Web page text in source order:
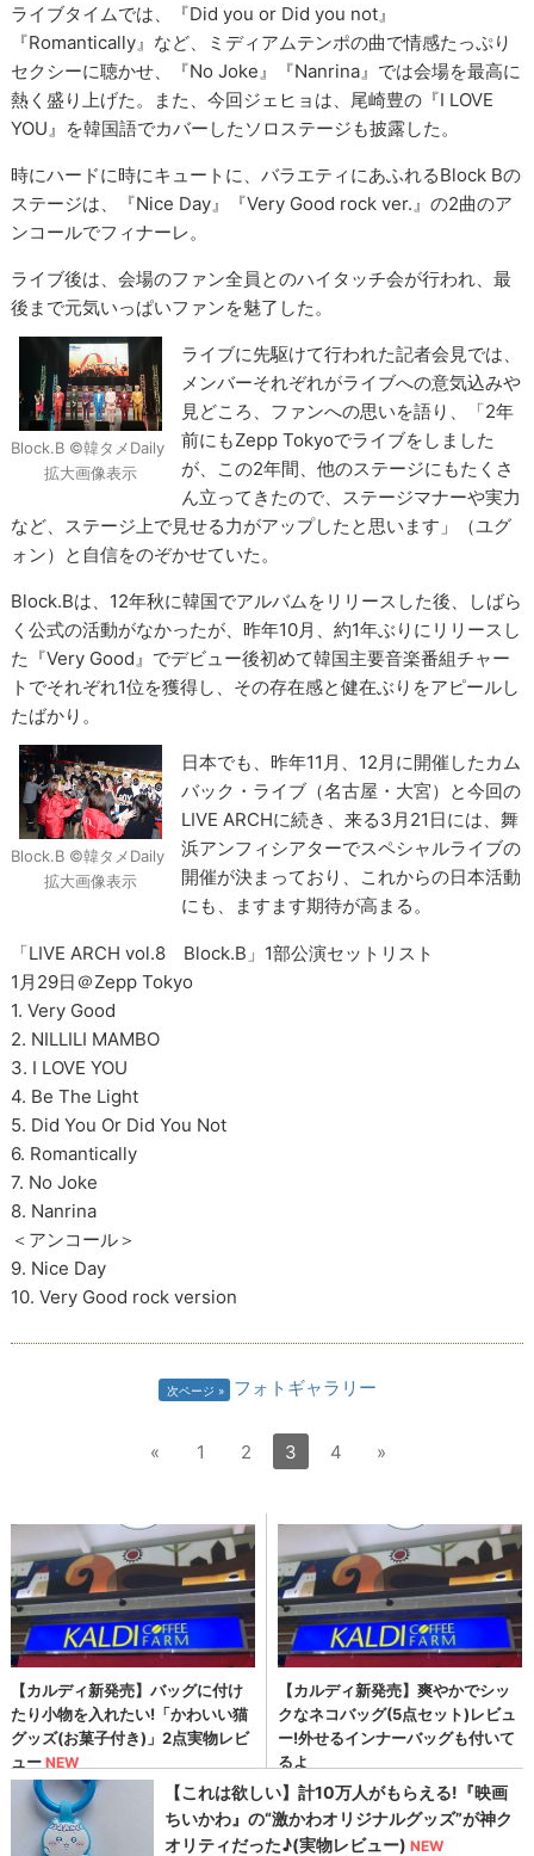
ライブタイムでは、『Did you or Did you not』
『Romantically』など、ミディアムテンポの曲で情感たっぷり
セクシーに聴かせ、『No Joke』『Nanrina』では会場を最高に
熱く盛り上げた。また、今回ジェヒョは、尾崎豊の『I LOVE
YOU』を韓国語でカバーしたソロステージも披露した。
時にハードに時にキュートに、バラエティにあふれるBlock Bの
ステージは、『Nice Day』『Very Good rock ver.』の2曲のア
ンコールでフィナーレ。
ライブ後は、会場のファン全員とのハイタッチ会が行われ、最
後まで元気いっぱいファンを魅了した。
Block.B ©韓タメDaily
拡大画像表示
ライブに先駆けて行われた記者会見では、
メンバーそれぞれがライブへの意気込みや
見どころ、ファンへの思いを語り、「2年
前にもZepp Tokyoでライブをしました
が、この2年間、他のステージにもたくさ
ん立ってきたので、ステージマナーや実力
など、ステージ上で見せる力がアップしたと思います」（ユグ
ォン）と自信をのぞかせていた。
Block.Bは、12年秋に韓国でアルバムをリリースした後、しばら
く公式の活動がなかったが、昨年10月、約1年ぶりにリリースし
た『Very Good』でデビュー後初めて韓国主要音楽番組チャー
トでそれぞれ1位を獲得し、その存在感と健在ぶりをアピールし
たばかり。
Block.B ©韓タメDaily
拡大画像表示
日本でも、昨年11月、12月に開催したカム
バック・ライブ（名古屋・大宮）と今回の
LIVE ARCHに続き、来る3月21日には、舞
浜アンフィシアターでスペシャルライブの
開催が決まっており、これからの日本活動
にも、ますます期待が高まる。
「LIVE ARCH vol.8 Block.B」1部公演セットリスト
1月29日＠Zepp Tokyo
1. Very Good
2. NILLILI MAMBO
3. I LOVE YOU
4. Be The Light
5. Did You Or Did You Not
6. Romantically
7. No Joke
8. Nanrina
＜アンコール＞
9. Nice Day
10. Very Good rock version
次ページ フォトギャラリー
« 1 2 3 4 »